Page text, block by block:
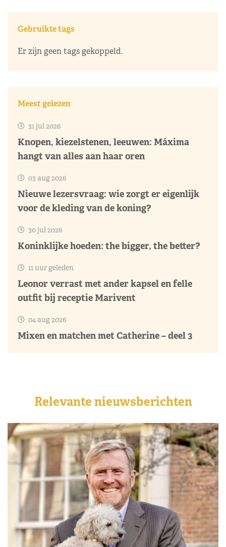
Gebruikte tags
Er zijn geen tags gekoppeld.
Meest gelezen
31 jul 2026
Knopen, kiezelstenen, leeuwen: Máxima
hangt van alles aan haar oren
03 aug 2026
Nieuwe lezersvraag: wie zorgt er eigenlijk
voor de kleding van de koning?
30 jul 2026
Koninklijke hoeden: the bigger, the better?
11 uur geleden
Leonor verrast met ander kapsel en felle
outfit bij receptie Marivent
04 aug 2026
Mixen en matchen met Catherine – deel 3
Relevante nieuwsberichten